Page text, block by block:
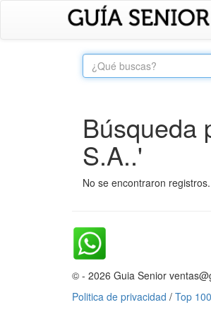
Búsqueda
S.A..'
No se encontraron registros.
© - 2026 Guia Senior
Politica de privacidad / Top